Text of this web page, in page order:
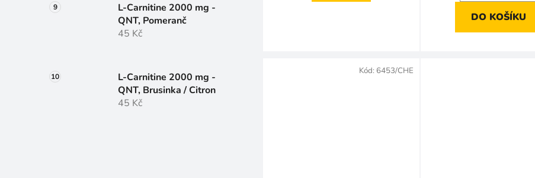
L-Carnitine 2000 mg -
QNT, Pomeranč
45 Kč
L-Carnitine 2000 mg -
QNT, Brusinka / Citron
45 Kč
DO KOŠÍKU
Kód: 6453/CHE